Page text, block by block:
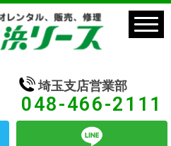
埼玉支店営業部
048-466-2111